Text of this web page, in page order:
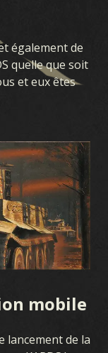
également de
quelle que soit
et eux êtes
mobile
lancement de la